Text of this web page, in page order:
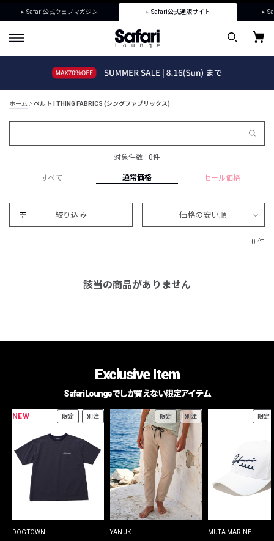
Safari公式ウェブマガジン Safari公式通販サイト
ホーム ベルト | THING FABRICS (シングファブリックス)
対象件数 : 0件
すべて 通常価格 セール価格
絞り込み 価格の安い順
0 件
該当の商品がありません
Exclusive Item
Safari Loungeでしか買えない限定アイテム
NEW 限定 別注
DOGTOWN
限定 別注
YANUK
限定
MUTA MARINE